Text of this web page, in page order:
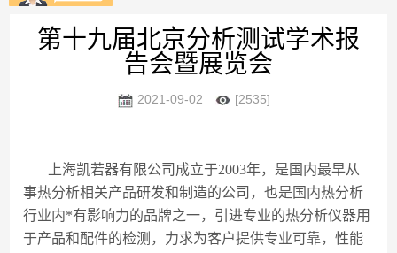
第十九届北京分析测试学术报
告会暨展览会
2021-09-02 [2535]
上海凯若器有限公司成立于2003年，是国内最早从
事热分析相关产品研发和制造的公司，也是国内热分析
行业内*有影响力的品牌之一，引进专业的热分析仪器用
于产品和配件的检测，力求为客户提供专业可靠，性能